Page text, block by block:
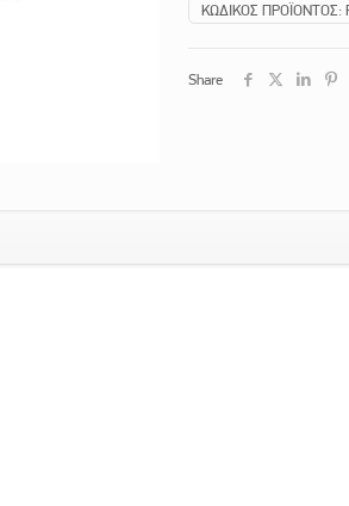
ΚΩΔΙΚΌΣ ΠΡΟΪΌΝΤΟΣ:
Share